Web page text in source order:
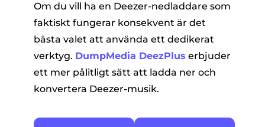
Om du vill ha en Deezer-nedladdare som
faktiskt fungerar konsekvent är det
bästa valet att använda ett dedikerat
verktyg. DumpMedia DeezPlus erbjuder
ett mer pålitligt sätt att ladda ner och
konvertera Deezer-musik.